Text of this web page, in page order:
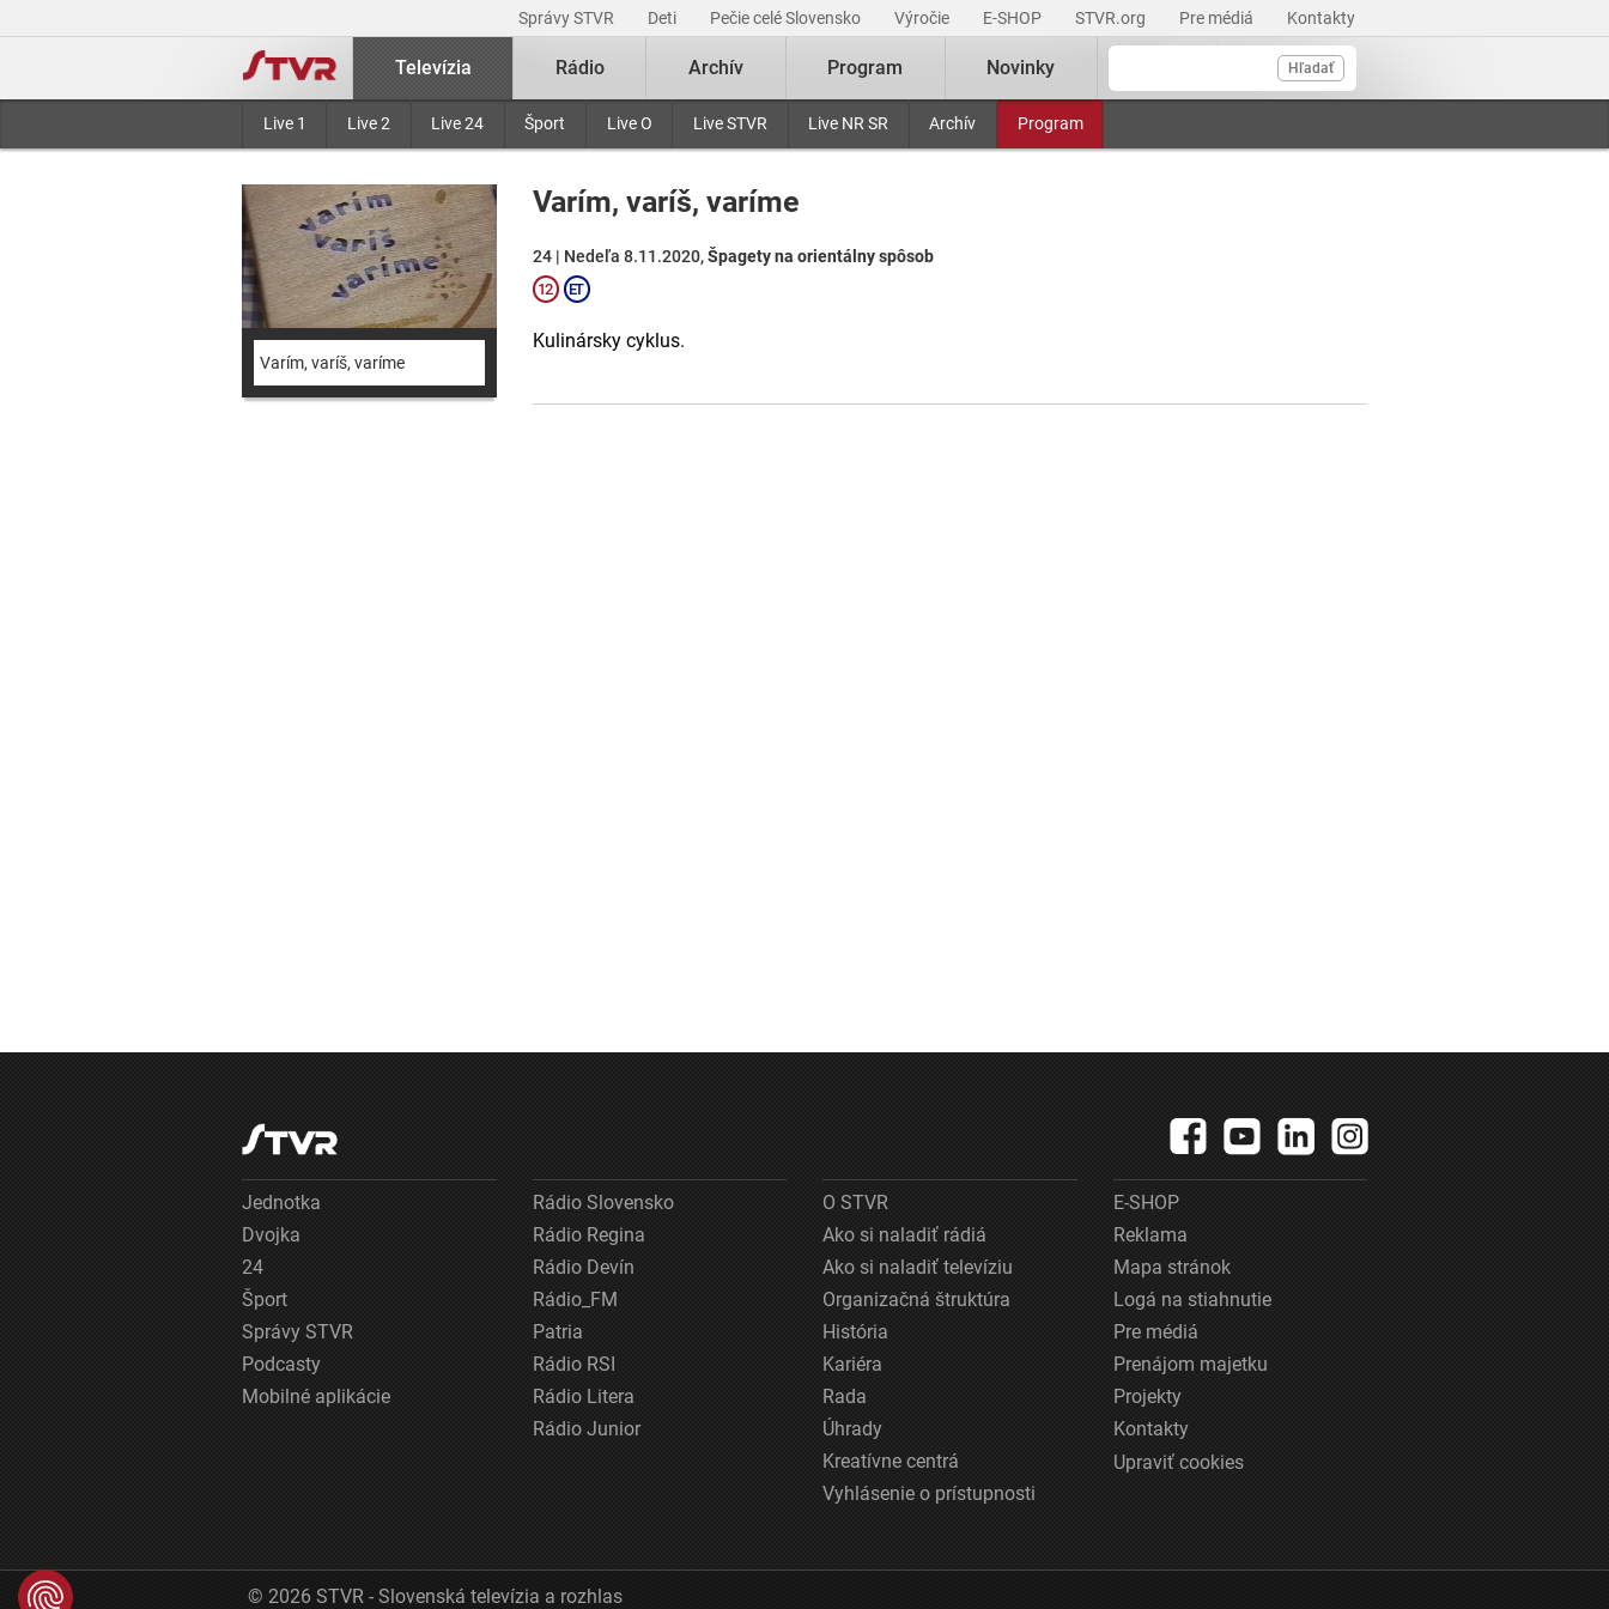
Správy STVR Deti Pečie celé Slovensko Výročie E-SHOP STVR.org Pre médiá Kontakty
Hľadať
Televízia
Live 1 Live 2 Live 24 Šport Live O Live STVR Live NR SR Archív Program
Rádio Archív Program Novinky
Varím, varíš, varíme
Varím, varíš, varíme
24 | Nedeľa 8.11.2020,Špagety na orientálny spôsob
Kulinársky cyklus.
Jednotka
Dvojka
24
Šport
Správy STVR
Podcasty
Mobilné aplikácie
Rádio Slovensko
Rádio Regina
Rádio Devín
Rádio_FM
Patria
Rádio RSI
Rádio Litera
Rádio Junior
O STVR
Ako si naladiť rádiá
Ako si naladiť televíziu
Organizačná štruktúra
História
Kariéra
Rada
Úhrady
Kreatívne centrá
Vyhlásenie o prístupnosti
E-SHOP
Reklama
Mapa stránok
Logá na stiahnutie
Pre médiá
Prenájom majetku
Projekty
Kontakty
Upraviť cookies
© 2026 STVR - Slovenská televízia a rozhlas